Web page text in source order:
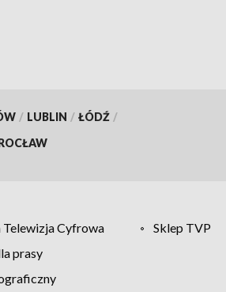
/ LUBLIN / ŁÓDŹ /
Telewizja Cyfrowa
Sklep TVP
prasy